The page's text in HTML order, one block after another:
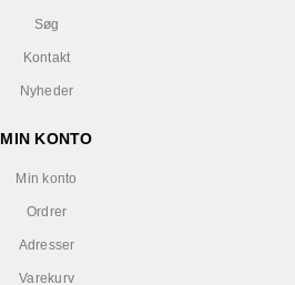
Søg
Kontakt
Nyheder
MIN KONTO
Min konto
Ordrer
Adresser
Varekurv